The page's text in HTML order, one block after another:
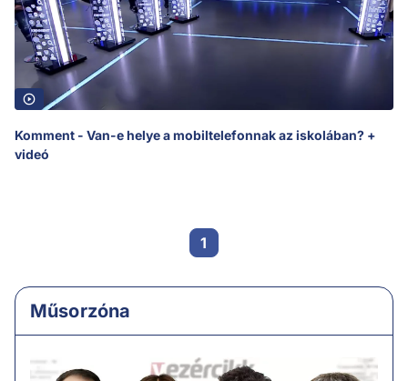
Komment - Van-e helye a mobiltelefonnak az iskolában? +
videó
1
Műsorzóna